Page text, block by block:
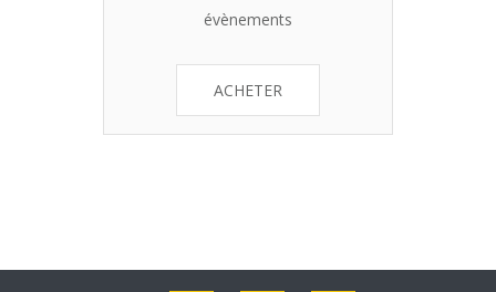
évènements
ACHETER